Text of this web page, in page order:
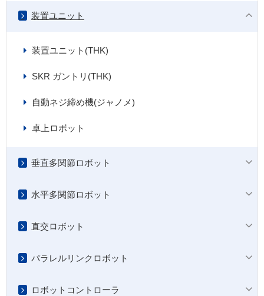
装置ユニット
装置ユニット(THK)
SKR ガントリ(THK)
自動ネジ締め機(ジャノメ)
卓上ロボット
垂直多関節ロボット
水平多関節ロボット
直交ロボット
パラレルリンクロボット
ロボットコントローラ